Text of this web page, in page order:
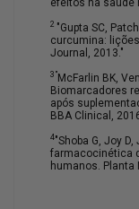
efeitos na saúde
2 "Gupta SC,
curcumina:
Journal, 2013."
3" McFarlin BK,
Biomarcadores
após
BBA Clinical,
4"Shoba G, Joy
farmacocinética
humanos. Planta